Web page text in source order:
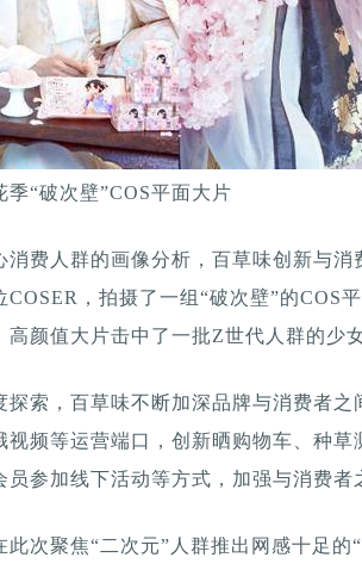
季“破次壁”COS平面大片
消费人群的画像分析，百草味创新与
COSER，拍摄了一组“破次壁”的COS
高颜值大片击中了一批Z世代人群的少女
探索，百草味不断加深品牌与消费者之
视频等运营端口，创新晒购物车、种
员参加线下活动等方式，加强与消费者
此次聚焦“二次元”人群推出网感十足的